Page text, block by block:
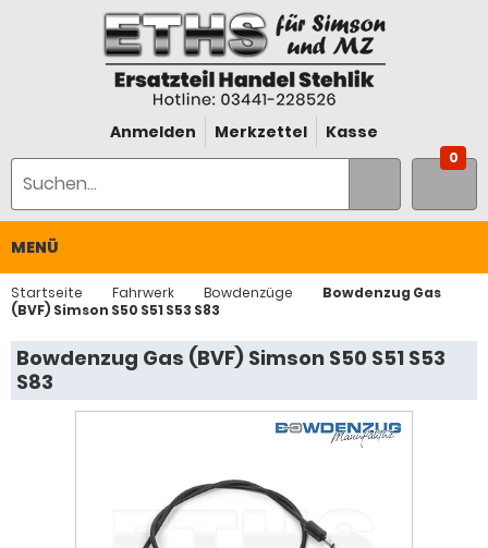
Anmelden Merkzettel Kasse
0
MENÜ
Startseite Fahrwerk Bowdenzüge
Bowdenzug Gas
(BVF) Simson S50 S51 S53 S83
Bowdenzug Gas (BVF) Simson S50 S51 S53
S83